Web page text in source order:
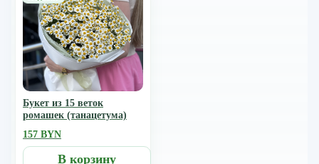
Букет из 15 веток
ромашек (танацетума)
157 BYN
В корзину